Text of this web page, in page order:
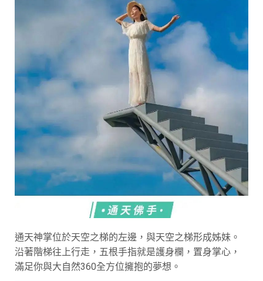
通天神掌位於天空之梯的左邊，與天空之梯形成姊妹。
沿著階梯往上行走，五根手指就是護身欄，置身掌心，
滿足你與大自然360全方位擁抱的夢想。